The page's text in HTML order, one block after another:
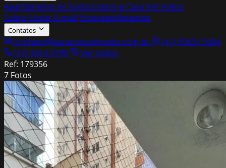
Apartamento Av Santa Catarina Casa Ver todos
Sobre Enviar E-mail Empreendimentos
Contatos
contato@lauracostaimoveis.com.br
(47) 99637.9004
(47) 3514.9790
Ver todos
Ref: 179356
7 Fotos